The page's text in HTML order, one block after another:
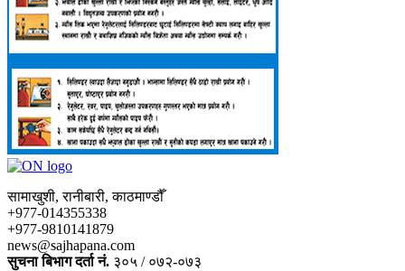
सामाखुशी, रानीबारी, काठमाण्डौँ
+977-014355338
+977-9810141879
news@sajhapana.com
सुचना बिभाग दर्ता नं. ३०५ / ०७२-०७३